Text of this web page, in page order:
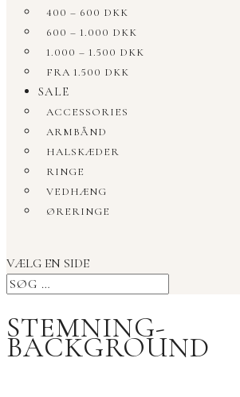
400 – 600 DKK
600 – 1.000 DKK
1.000 – 1.500 DKK
FRA 1.500 DKK
SALE
ACCESSORIES
ARMBÅND
HALSKÆDER
RINGE
VEDHÆNG
ØRERINGE
VÆLG EN SIDE
STEMNING-
BACKGROUND